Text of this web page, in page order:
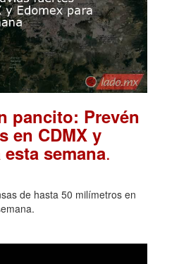
pancito: Prevén
en CDMX y
semana.
de hasta 50 milímetros en